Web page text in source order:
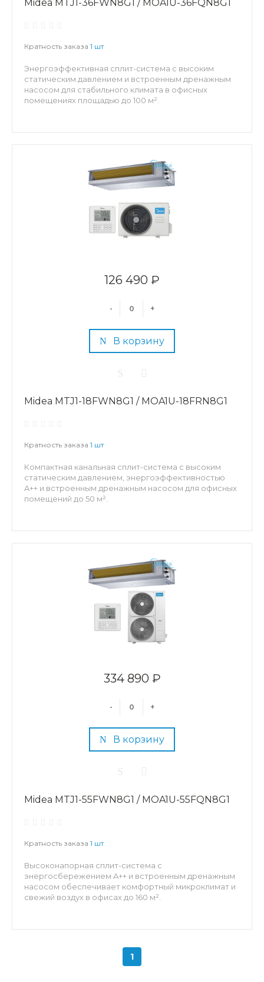
Midea MTJ1-36FWN8G1 / MOA1U-36FQN8G1
Кратность заказа 1 шт
Энергоэффективная сплит-система с высоким
статическим давлением и встроенным дренажным
насосом для стабильного климата в офисных
помещениях площадью до 100 м².
126 490 ₽
- +
В корзину
Midea MTJ1-18FWN8G1 / MOA1U-18FRN8G1
Кратность заказа 1 шт
Компактная канальная сплит-система с высоким
статическим давлением, энергоэффективностью
A++ и встроенным дренажным насосом для офисных
помещений до 50 м².
334 890 ₽
- +
В корзину
Midea MTJ1-55FWN8G1 / MOA1U-55FQN8G1
Кратность заказа 1 шт
Высоконапорная сплит-система с
энергосбережением A++ и встроенным дренажным
насосом обеспечивает комфортный микроклимат и
свежий воздух в офисах до 160 м².
1